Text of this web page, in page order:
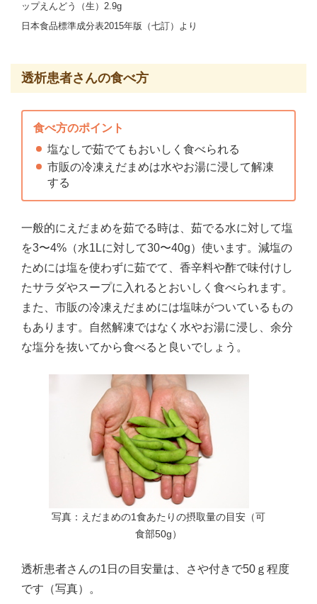
ップえんどう（生）2.9g
日本食品標準成分表2015年版（七訂）より
透析患者さんの食べ方
食べ方のポイント
塩なしで茹でてもおいしく食べられる
市販の冷凍えだまめは水やお湯に浸して解凍
する
一般的にえだまめを茹でる時は、茹でる水に対して塩
を3〜4%（水1Lに対して30〜40g）使います。減塩の
ためには塩を使わずに茹でて、香辛料や酢で味付けし
たサラダやスープに入れるとおいしく食べられます。
また、市販の冷凍えだまめには塩味がついているもの
もあります。自然解凍ではなく水やお湯に浸し、余分
な塩分を抜いてから食べると良いでしょう。
写真：えだまめの1食あたりの摂取量の目安（可
食部50g）
透析患者さんの1日の目安量は、さや付きで50ｇ程度
です（写真）。